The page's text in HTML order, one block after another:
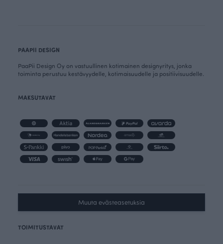
PAAPII DESIGN
PaaPii Design Oy on vastuullinen kotimainen designyritys, jonka
toiminta perustuu kestävyydelle, kotimaisuudelle ja positiivisuudelle.
MAKSUTAVAT
Muuta evästeasetuksia
TOIMITUSTAVAT